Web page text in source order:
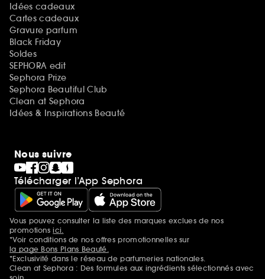
Idées cadeaux
Cartes cadeaux
Gravure parfum
Black Friday
Soldes
SEPHORA edit
Sephora Prize
Sephora Beautiful Club
Clean at Sephora
Idées & Inspirations Beauté
Nous suivre
Télécharger l’App Sephora
Mentions additionnelles
Vous pouvez consulter la liste des marques exclues de nos
promotionsici.
*Voir conditions de nos offres promotionnelles sur
la page Bons Plans Beauté.
*Exclusivité dans le réseau de parfumeries nationales.
Clean at Sephora : Des formules aux ingrédients sélectionnés avec